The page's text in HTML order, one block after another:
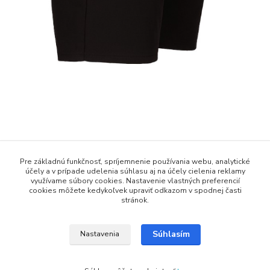
Tovar zaradený v kategóriách
Pre základnú funkčnosť, spríjemnenie používania webu, analytické
účely a v prípade udelenia súhlasu aj na účely cielenia reklamy
využívame súbory cookies. Nastavenie vlastných preferencií
cookies môžete kedykoľvek upraviť odkazom v spodnej časti
stránok.
Nastavenia Súhlasím